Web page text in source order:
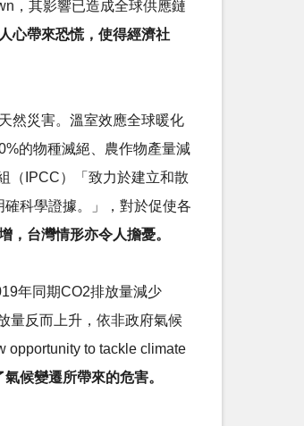
，其影響已造成全球供應鏈
心帶來恐慌，使得經濟社
然災害。溫室效應全球暖化
的物種滅絕、農作物產量減
（IPCC）「致力於建立和散
科學證據。」，對於促使各
，台灣情形亦令人擔憂。
年同期CO2排放量減少
量反而上升，依非政府氣候
opportunity to tackle climate
候變遷所帶來的危害。